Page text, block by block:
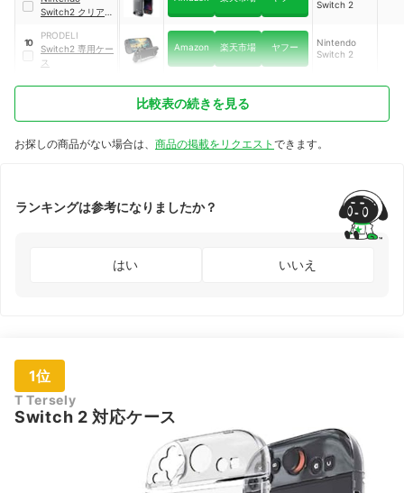
Switch2 クリアケ
Switch 2
10
PRODELI
Switch2 専用ケー
ス
Amazon 楽天市場 ヤフー
Nintendo
Switch 2
比較表の続きを見る
お探しの商品がない場合は、 商品の掲載をリクエスト できます。
ランキングは参考になりましたか？
はい いいえ
1位
T Tersely
Switch 2 対応ケース